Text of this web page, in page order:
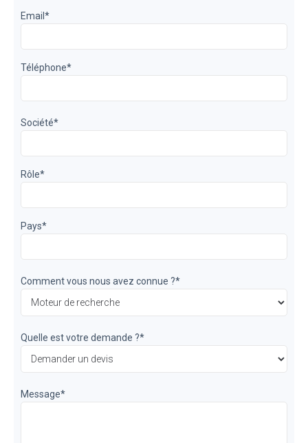
Email *
Téléphone*
Société*
Rôle*
Pays*
Comment vous nous avez connue ?*
Quelle est votre demande ?*
Message*